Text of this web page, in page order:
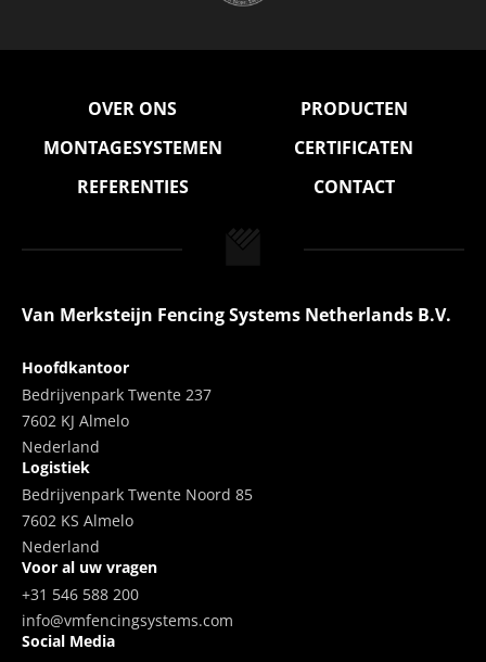
OVER ONS
PRODUCTEN
MONTAGESYSTEMEN
CERTIFICATEN
REFERENTIES
CONTACT
Van Merksteijn Fencing Systems Netherlands B.V.
Hoofdkantoor
Bedrijvenpark Twente 237
7602 KJ Almelo
Nederland
Logistiek
Bedrijvenpark Twente Noord 85
7602 KS Almelo
Nederland
Voor al uw vragen
+31 546 588 200
info@vmfencingsystems.com
Social Media